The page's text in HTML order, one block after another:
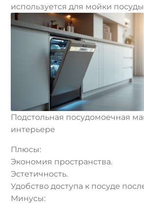
используется для мойки
Подстольная посудомоечная
интерьере
Плюсы:
Экономия пространства.
Эстетичность.
Удобство доступа к посуде
Минусы: